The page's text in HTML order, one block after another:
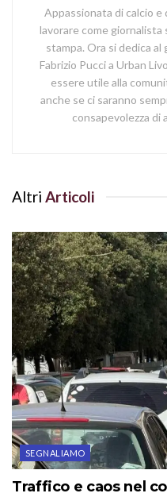
Appassionata di calcio e
lavorare come giornalista
stampa. Ora si dedica
Fabrizio Pucci a Urban
essere utile alla
anche se ci saranno
consapevolezza di
Altri Articoli
SEGNALIAMO
Traffico e caos nel